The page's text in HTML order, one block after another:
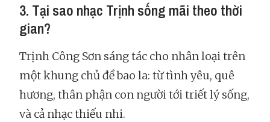
3. Tại sao nhạc Trịnh sống mãi theo thời
gian?
Trịnh Công Sơn sáng tác cho nhân loại trên
một khung chủ đề bao la: từ tình yêu, quê
hương, thân phận con người tới triết lý sống,
và cả nhạc thiếu nhi.